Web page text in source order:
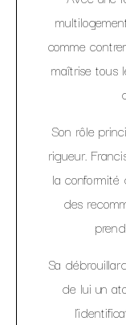
comme
maîtrise tous
Son rôle
rigueur.
la conformité
des
Sa
de lui un